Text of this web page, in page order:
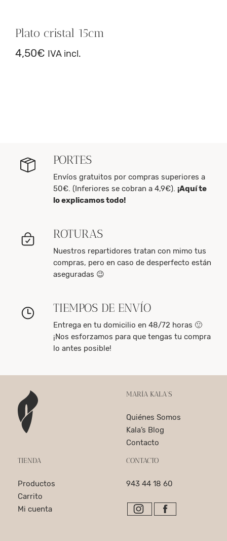
Plato cristal 15cm
4,50€ IVA incl.
PORTES
Envíos gratuitos por compras superiores a
50€. (Inferiores se cobran a 4,9€). ¡Aquí te
lo explicamos todo!
ROTURAS
Nuestros repartidores tratan con mimo tus
compras, pero en caso de desperfecto están
aseguradas 😉
TIEMPOS DE ENVÍO
Entrega en tu domicilio en 48/72 horas 🙂
¡Nos esforzamos para que tengas tu compra
lo antes posible!
MARÍA KALA’S
Quiénes Somos
Kala’s Blog
Contacto
TIENDA
Productos
Carrito
Mi cuenta
CONTACTO
943 44 18 60